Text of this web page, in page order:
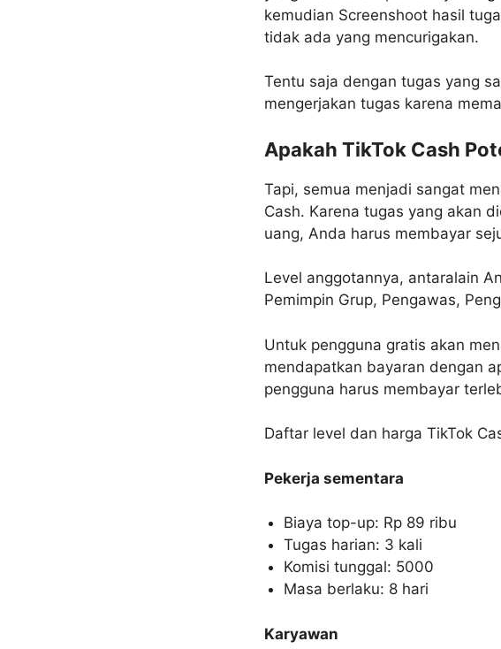
kemudian Screenshoot hasil
tidak ada yang mencurigakan.
Tentu saja dengan tugas yang
mengerjakan tugas karena
Apakah TikTok Cash
Tapi, semua menjadi sangat
Cash. Karena tugas yang akan
uang, Anda harus membayar
Level anggotannya, antaralain
Pemimpin Grup, Pengawas,
Untuk pengguna gratis akan
mendapatkan bayaran dengan
pengguna harus membayar
Daftar level dan harga TikTok
Pekerja sementara
Biaya top-up: Rp 89 ribu
Tugas harian: 3 kali
Komisi tunggal: 5000
Masa berlaku: 8 hari
Karyawan